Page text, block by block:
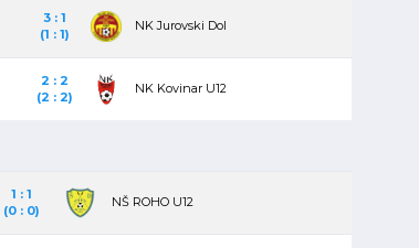
3 : 1
(1 : 1)
NK Jurovski Dol
2 : 2
(2 : 2)
NK Kovinar U12
1 : 1
(0 : 0)
NŠ ROHO U12